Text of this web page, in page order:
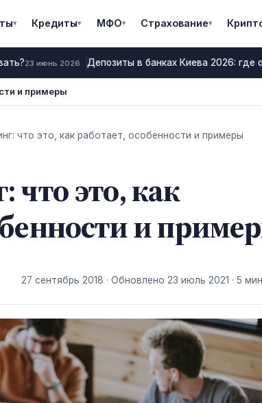
▾ Кредиты▾ МФО▾ Страхование▾
23 июнь 2026 Депозиты в банках Киева 2026: где
и примеры
что это, как работает, особенности и примеры
что это, как
и
27 сентябрь 2018 · Обновлено 23 июль 2021 · 5